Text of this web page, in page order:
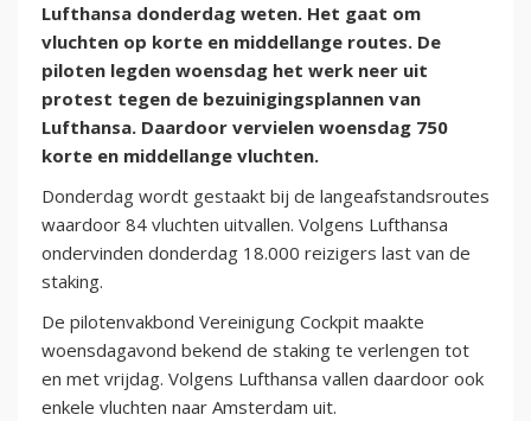
Lufthansa donderdag weten. Het gaat om
vluchten op korte en middellange routes. De
piloten legden woensdag het werk neer uit
protest tegen de bezuinigingsplannen van
Lufthansa. Daardoor vervielen woensdag 750
korte en middellange vluchten.
Donderdag wordt gestaakt bij de langeafstandsroutes
waardoor 84 vluchten uitvallen. Volgens Lufthansa
ondervinden donderdag 18.000 reizigers last van de
staking.
De pilotenvakbond Vereinigung Cockpit maakte
woensdagavond bekend de staking te verlengen tot
en met vrijdag. Volgens Lufthansa vallen daardoor ook
enkele vluchten naar Amsterdam uit.